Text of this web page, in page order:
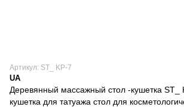
Артикул: ST_ KP-7
UA
Деревянный массажный стол -кушетка ST_
кушетка для татуажа стол для